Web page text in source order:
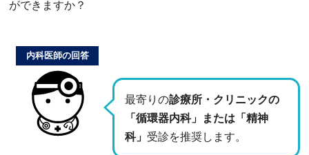
ができますか？
最寄りの診療所・クリニックの
「循環器内科」または「精神
科」 受診を推奨します。
内科医師の回答